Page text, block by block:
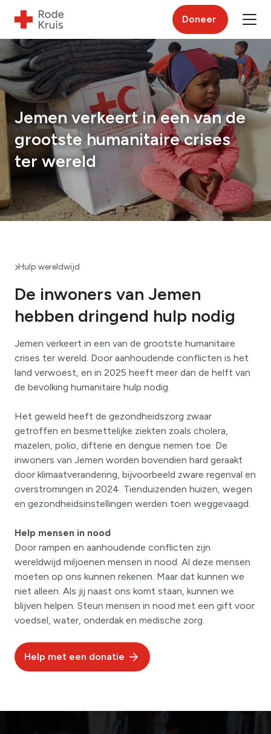
Doneer
Jemen verkeert in een van de
grootste humanitaire crises
ter wereld
Hulp wereldwijd
De inwoners van Jemen
hebben dringend hulp nodig
Jemen verkeert in een van de grootste humanitaire
crises ter wereld. Door aanhoudende conflicten is het
land verwoest, en in 2025 heeft meer dan de helft van
de bevolking humanitaire hulp nodig.
Het geweld heeft de gezondheidszorg zwaar
getroffen en besmettelijke ziekten zoals cholera,
mazelen, polio, difterie en dengue nemen toe. De
inwoners van Jemen worden bovendien hard geraakt
door klimaatverandering, bijvoorbeeld zware regenval en
overstromingen in 2024. Tienduizenden huizen, wegen
en gezondheidsinstellingen werden toen weggevaagd.
Help mensen in nood
Door rampen en aanhoudende conflicten zijn
wereldwijd miljoenen mensen in nood. Al deze mensen
moeten op ons kunnen rekenen. Maar dat kunnen we
niet alleen. Als jij naast ons komt staan, kunnen we
blijven helpen. Steun mensen in nood met een gift voor
voedsel, water, onderdak en medische zorg.
Help met een donatie